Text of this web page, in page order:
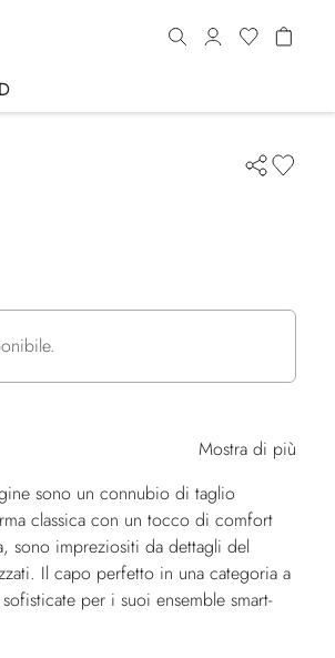
Mostra di più
sono un connubio di taglio
classica con un tocco di comfort
sono impreziositi da dettagli del
Il capo perfetto in una categoria a
per i suoi ensemble smart-